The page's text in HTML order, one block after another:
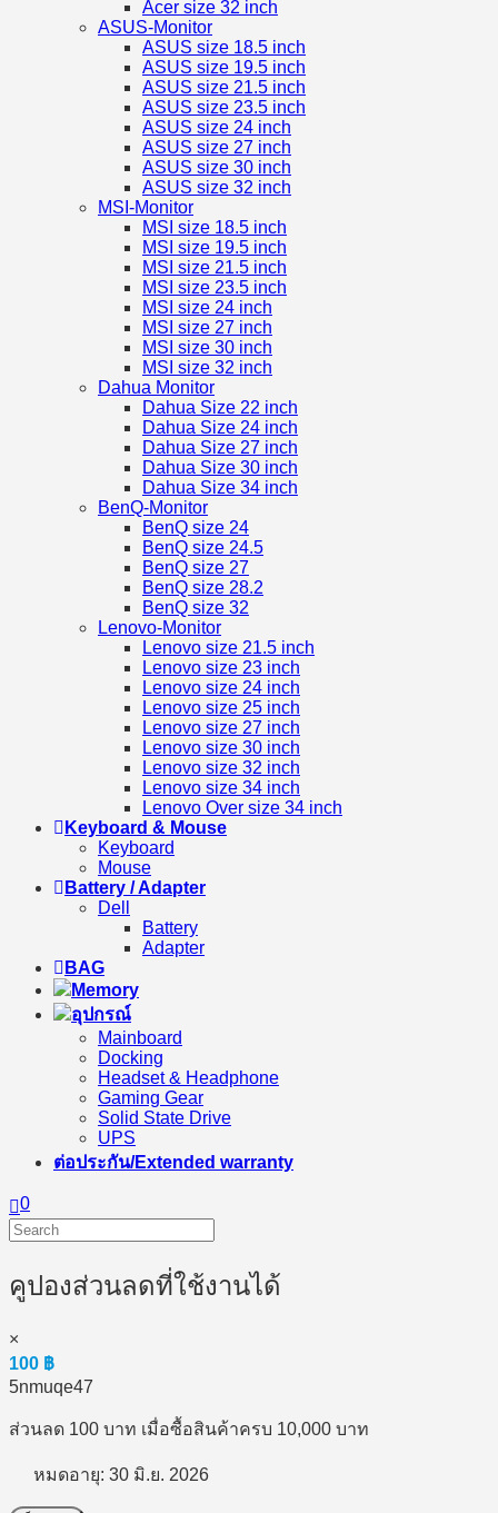
Acer size 32 inch
ASUS-Monitor
ASUS size 18.5 inch
ASUS size 19.5 inch
ASUS size 21.5 inch
ASUS size 23.5 inch
ASUS size 24 inch
ASUS size 27 inch
ASUS size 30 inch
ASUS size 32 inch
MSI-Monitor
MSI size 18.5 inch
MSI size 19.5 inch
MSI size 21.5 inch
MSI size 23.5 inch
MSI size 24 inch
MSI size 27 inch
MSI size 30 inch
MSI size 32 inch
Dahua Monitor
Dahua Size 22 inch
Dahua Size 24 inch
Dahua Size 27 inch
Dahua Size 30 inch
Dahua Size 34 inch
BenQ-Monitor
BenQ size 24
BenQ size 24.5
BenQ size 27
BenQ size 28.2
BenQ size 32
Lenovo-Monitor
Lenovo size 21.5 inch
Lenovo size 23 inch
Lenovo size 24 inch
Lenovo size 25 inch
Lenovo size 27 inch
Lenovo size 30 inch
Lenovo size 32 inch
Lenovo size 34 inch
Lenovo Over size 34 inch
Keyboard & Mouse
Keyboard
Mouse
Battery / Adapter
Dell
Battery
Adapter
BAG
Memory
อุปกรณ์
Mainboard
Docking
Headset & Headphone
Gaming Gear
Solid State Drive
UPS
ต่อประกัน/Extended warranty
0
คูปองส่วนลดที่ใช้งานได้
×
100 ฿
5nmuqe47
ส่วนลด 100 บาท เมื่อซื้อสินค้าครบ 10,000 บาท
หมดอายุ: 30 มิ.ย. 2026